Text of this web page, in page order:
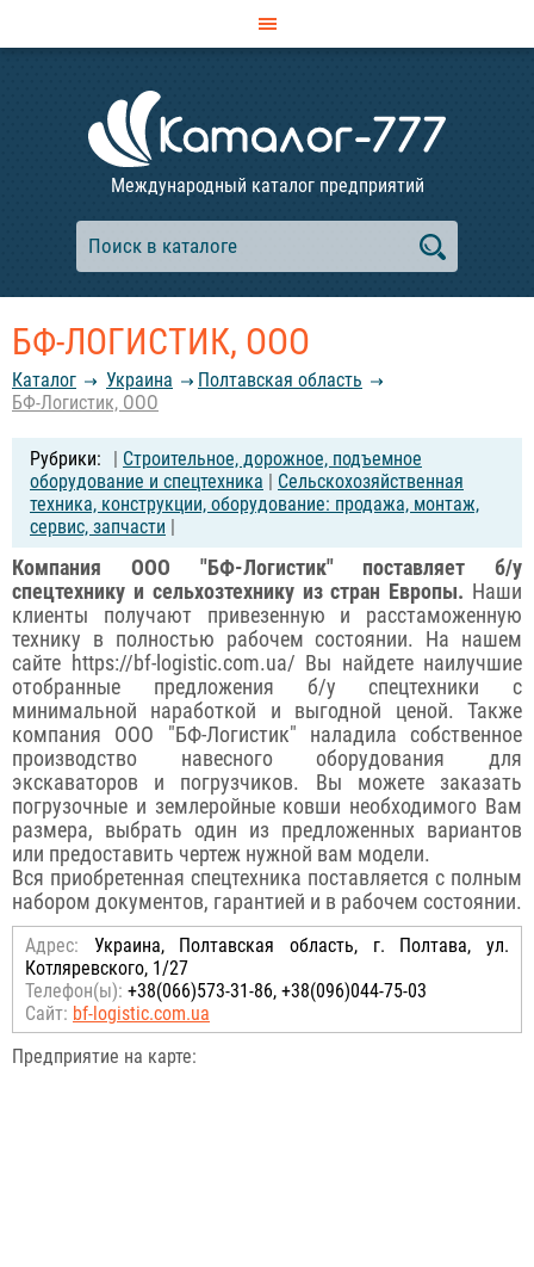
Международный каталог предприятий
БФ-ЛОГИСТИК, ООО
Каталог Украина
Полтавская область
БФ-Логистик, ООО
| Строительное, дорожное, подъемное
оборудование и спецтехника | Сельскохозяйственная
техника, конструкции, оборудование: продажа, монтаж,
сервис, запчасти |
Компания ООО "БФ-Логистик" поставляет б/у
спецтехнику и сельхозтехнику из стран Европы. Наши
клиенты получают привезенную и расстаможенную
технику в полностью рабочем состоянии. На нашем
сайте https://bf-logistic.com.ua/ Вы найдете наилучшие
отобранные предложения б/у спецтехники с
минимальной наработкой и выгодной ценой. Также
компания ООО "БФ-Логистик" наладила собственное
производство навесного оборудования для
экскаваторов и погрузчиков. Вы можете заказать
погрузочные и землеройные ковши необходимого Вам
размера, выбрать один из предложенных вариантов
или предоставить чертеж нужной вам модели.
Вся приобретенная спецтехника поставляется с полным
набором документов, гарантией и в рабочем состоянии.
Адрес: Украина, Полтавская область, г. Полтава, ул.
Котляревского, 1/27
Телефон(ы): +38(066)573-31-86, +38(096)044-75-03
Сайт: bf-logistic.com.ua
Предприятие на карте: